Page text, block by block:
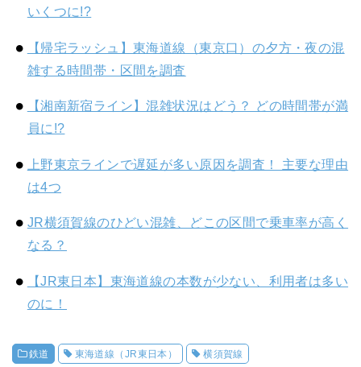
いくつに!?
【帰宅ラッシュ】東海道線（東京口）の夕方・夜の混
雑する時間帯・区間を調査
【湘南新宿ライン】混雑状況はどう？ どの時間帯が満
員に!?
上野東京ラインで遅延が多い原因を調査！ 主要な理由
は4つ
JR横須賀線のひどい混雑、どこの区間で乗車率が高く
なる？
【JR東日本】東海道線の本数が少ない、利用者は多い
のに！
鉄道 東海道線（JR東日本） 横須賀線